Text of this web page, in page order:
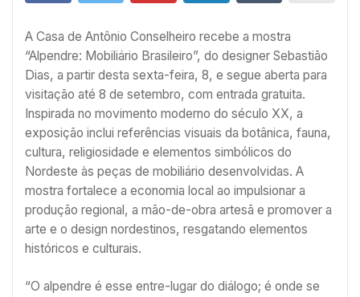
A Casa de Antônio Conselheiro recebe a mostra
“Alpendre: Mobiliário Brasileiro”, do designer Sebastião
Dias, a partir desta sexta-feira, 8, e segue aberta para
visitação até 8 de setembro, com entrada gratuita.
Inspirada no movimento moderno do século XX, a
exposição inclui referências visuais da botânica, fauna,
cultura, religiosidade e elementos simbólicos do
Nordeste às peças de mobiliário desenvolvidas. A
mostra fortalece a economia local ao impulsionar a
produção regional, a mão-de-obra artesã e promover a
arte e o design nordestinos, resgatando elementos
históricos e culturais.
“O alpendre é esse entre-lugar do diálogo; é onde se